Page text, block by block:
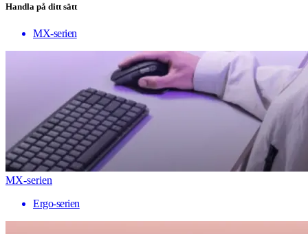
Handla på ditt sätt
MX-serien
MX-serien
Ergo-serien